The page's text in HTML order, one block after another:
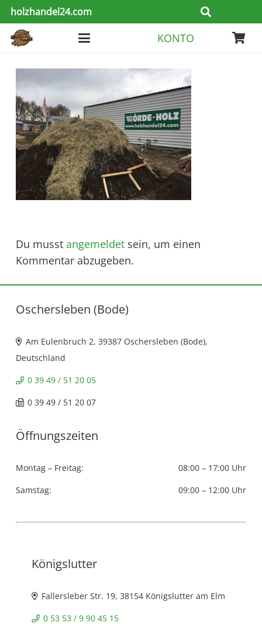
holzhandel24.com
KONTO
Du musst angemeldet sein, um einen
Kommentar abzugeben.
Oschersleben (Bode)
Am Eulenbruch 2, 39387 Oschersleben (Bode),
Deutschland
0 39 49 / 51 20 05
0 39 49 / 51 20 07
Öffnungszeiten
Montag – Freitag:
08:00 – 17:00 Uhr
Samstag:
09:00 – 12:00 Uhr
Königslutter
Fallersleber Str. 19, 38154 Königslutter am Elm
0 53 53 / 9 90 45 15